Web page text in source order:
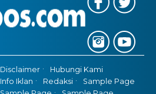
Disclaimer
Hubungi Kami
Info Iklan
Redaksi
Sample Page